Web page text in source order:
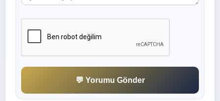
💬 Yorumu Gönder